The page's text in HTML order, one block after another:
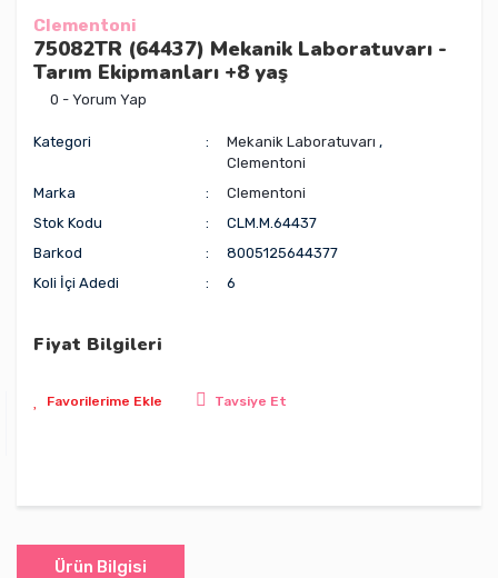
Clementoni
75082TR (64437) Mekanik Laboratuvarı -
Tarım Ekipmanları +8 yaş
0 - Yorum Yap
Kategori Mekanik Laboratuvarı ,
Clementoni
Marka
Clementoni
Stok Kodu
CLM.M.64437
Barkod
8005125644377
Koli İçi Adedi
6
Fiyat Bilgileri
Tavsiye Et
Ürün Bilgisi